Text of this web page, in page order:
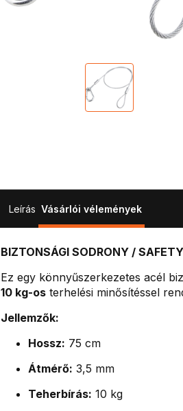
Leírás Vásárlói vélemények
BIZTONSÁGI SODRONY /
Ez egy könnyűszerkezetes acél
10 kg-os terhelési minősítéssel
Jellemzők:
Hossz: 75 cm
Átmérő: 3,5 mm
Teherbírás: 10 kg